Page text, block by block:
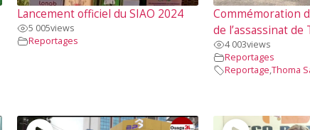
Lancement officiel du SIAO 2024
5 005views
Reportages
Commémoration
de l’assassinat de
4 003views
Reportages
Reportage,Thoma